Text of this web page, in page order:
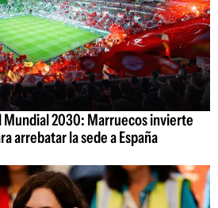
Mundial 2030: Marruecos invierte
arrebatar la sede a España